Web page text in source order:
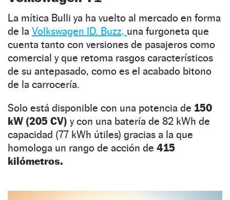
La mítica Bulli ya ha vuelto al mercado en forma
de la Volkswagen ID. Buzz, una furgoneta que
cuenta tanto con versiones de pasajeros como
comercial y que retoma rasgos característicos
de su antepasado, como es el acabado bitono
de la carrocería.
Solo está disponible con una potencia de 150
kW (205 CV) y con una batería de 82 kWh de
capacidad (77 kWh útiles) gracias a la que
homologa un rango de acción de 415
kilómetros.